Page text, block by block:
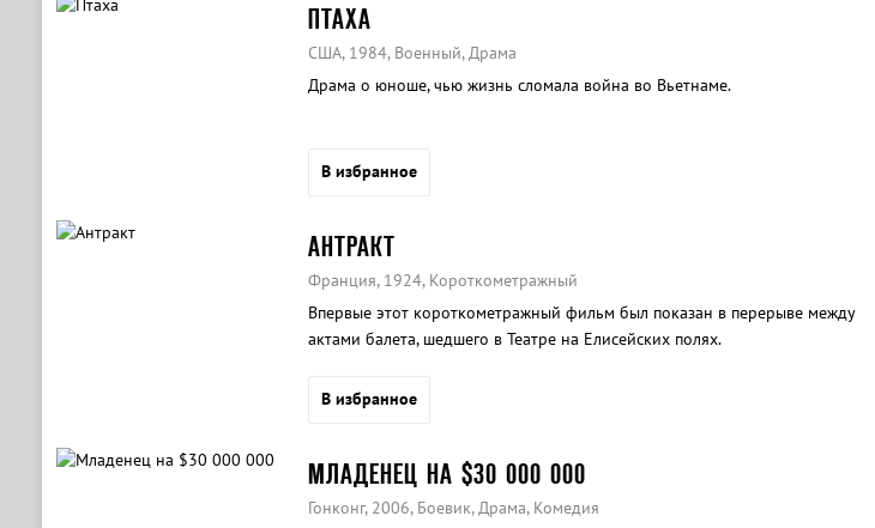
ПТАХА
США, 1984, Военный, Драма
Драма о юноше, чью жизнь сломала война во Вьетнаме.
В избранное
АНТРАКТ
Франция, 1924, Короткометражный
Впервые этот короткометражный фильм был показан в перерыве между
актами балета, шедшего в Театре на Елисейских полях.
В избранное
МЛАДЕНЕЦ НА $30 000 000
Гонконг, 2006, Боевик, Драма, Комедия